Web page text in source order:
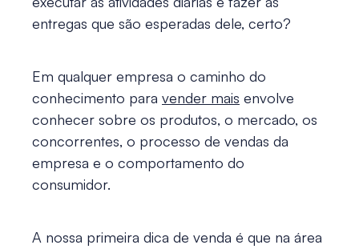
entregas que são esperadas dele, certo?
Em qualquer empresa o caminho do
conhecimento para vender mais envolve
conhecer sobre os produtos, o mercado, os
concorrentes, o processo de vendas da
empresa e o comportamento do
consumidor.
A nossa primeira dica de venda é que na área